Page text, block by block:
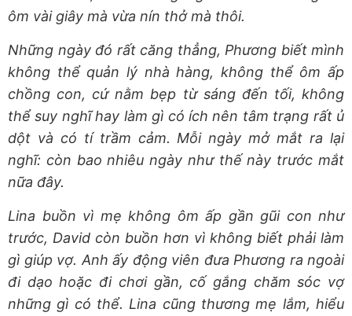
ôm vài giây mà vừa nín thở mà thôi.
Những ngày đó rất căng thẳng, Phương biết mình
không thể quản lý nhà hàng, không thể ôm ấp
chồng con, cứ nằm bẹp từ sáng đến tối, không
thể suy nghĩ hay làm gì có ích nên tâm trạng rất ủ
dột và có tí trầm cảm. Mỗi ngày mở mắt ra lại
nghĩ: còn bao nhiêu ngày như thế này trước mắt
nữa đây.
Lina buồn vì mẹ không ôm ấp gần gũi con như
trước, David còn buồn hơn vì không biết phải làm
gì giúp vợ. Anh ấy động viên đưa Phương ra ngoài
đi dạo hoặc đi chơi gần, cố gắng chăm sóc vợ
những gì có thể. Lina cũng thương mẹ lắm, hiểu